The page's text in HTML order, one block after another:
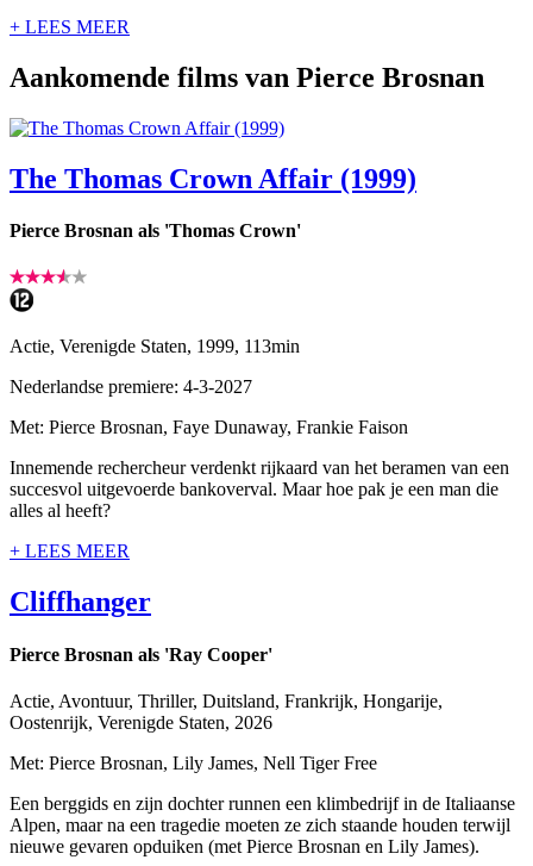
+ LEES MEER
Aankomende films van Pierce Brosnan
The Thomas Crown Affair (1999)
Pierce Brosnan als 'Thomas Crown'
Actie, Verenigde Staten, 1999, 113min
Nederlandse premiere: 4-3-2027
Met: Pierce Brosnan, Faye Dunaway, Frankie Faison
Innemende rechercheur verdenkt rijkaard van het beramen van een
succesvol uitgevoerde bankoverval. Maar hoe pak je een man die
alles al heeft?
+ LEES MEER
Cliffhanger
Pierce Brosnan als 'Ray Cooper'
Actie, Avontuur, Thriller, Duitsland, Frankrijk, Hongarije,
Oostenrijk, Verenigde Staten, 2026
Met: Pierce Brosnan, Lily James, Nell Tiger Free
Een berggids en zijn dochter runnen een klimbedrijf in de Italiaanse
Alpen, maar na een tragedie moeten ze zich staande houden terwijl
nieuwe gevaren opduiken (met Pierce Brosnan en Lily James).